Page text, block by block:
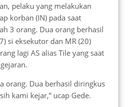
pelaku yang melakukan
korban (IN) pada saat
3 orang. Dua orang berhasil
si eksekutor dan MR (20)
lagi AS alias Tile yang saat
orang. Dua berhasil diringkus
kami kejar,” ucap Gede.